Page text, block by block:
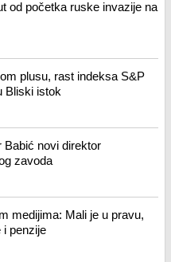
od početka ruske invazije na
plusu, rast indeksa S&P
Bliski istok
Babić novi direktor
zavoda
medijima: Mali je u pravu,
i penzije